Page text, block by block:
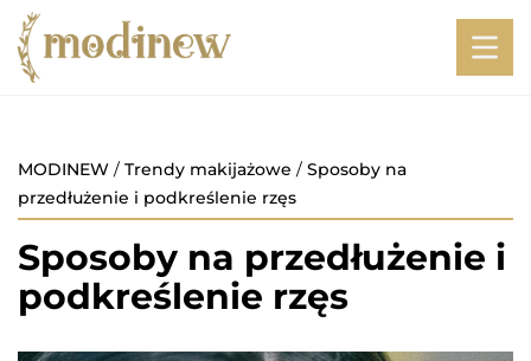
MODINEW / Trendy makijażowe / Sposoby na
przedłużenie i podkreślenie rzęs
Sposoby na przedłużenie i
podkreślenie rzęs